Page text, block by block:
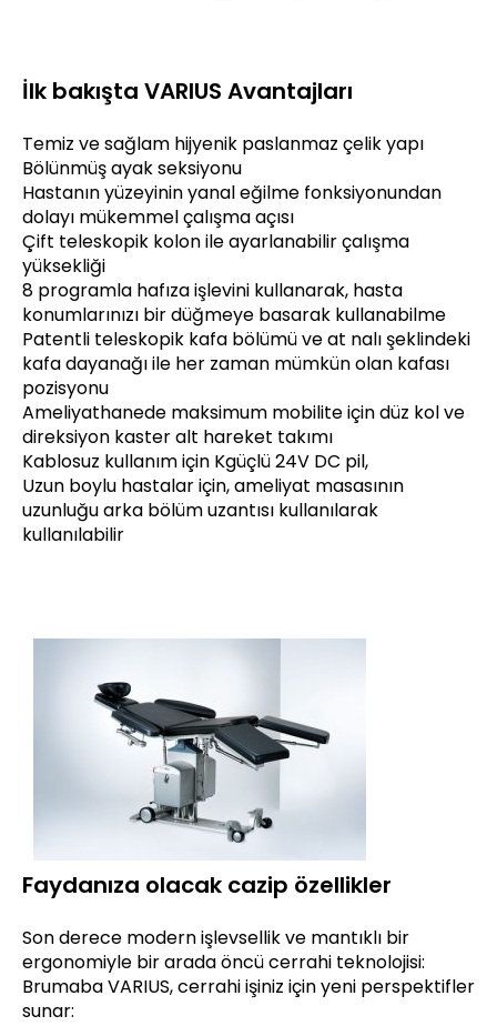
İlk bakışta VARIUS Avantajları
Temiz ve sağlam hijyenik paslanmaz çelik yapı
Bölünmüş ayak seksiyonu
Hastanın yüzeyinin yanal eğilme fonksiyonundan
dolayı mükemmel çalışma açısı
Çift teleskopik kolon ile ayarlanabilir çalışma
yüksekliği
8 programla hafıza işlevini kullanarak, hasta
konumlarınızı bir düğmeye basarak kullanabilme
Patentli teleskopik kafa bölümü ve at nalı şeklindeki
kafa dayanağı ile her zaman mümkün olan kafası
pozisyonu
Ameliyathanede maksimum mobilite için düz kol ve
direksiyon kaster alt hareket takımı
Kablosuz kullanım için Kgüçlü 24V DC pil,
Uzun boylu hastalar için, ameliyat masasının
uzunluğu arka bölüm uzantısı kullanılarak
kullanılabilir
Faydanıza olacak cazip özellikler
Son derece modern işlevsellik ve mantıklı bir
ergonomiyle bir arada öncü cerrahi teknolojisi:
Brumaba VARIUS, cerrahi işiniz için yeni perspektifler
sunar: